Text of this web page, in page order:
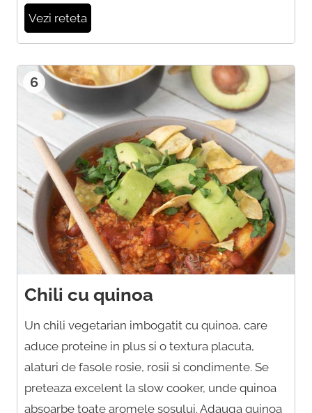
Vezi reteta
6
Chili cu quinoa
Un chili vegetarian imbogatit cu quinoa, care
aduce proteine in plus si o textura placuta,
alaturi de fasole rosie, rosii si condimente. Se
preteaza excelent la slow cooker, unde quinoa
absoarbe toate aromele sosului. Adauga quinoa